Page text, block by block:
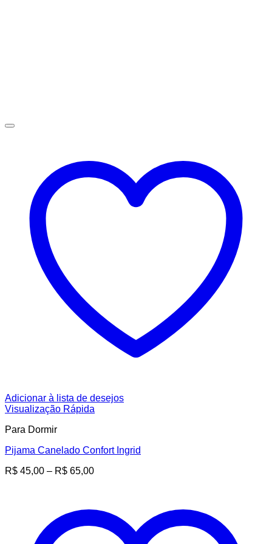
Adicionar à lista de desejos
Visualização Rápida
Para Dormir
Pijama Canelado Confort Ingrid
R$ 45,00 – R$ 65,00Faixa
através
R$ 65,00